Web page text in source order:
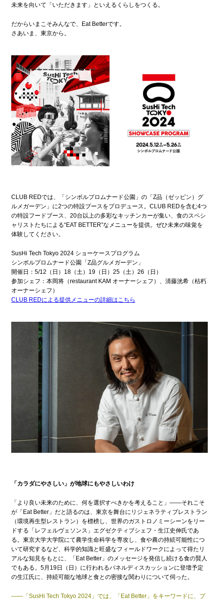
未来を向いて「いただきます」といえるくらしをつくる。
だからいまこそみんなで、Eat Betterです。
さあいま、東京から。
CLUB REDでは、「シンボルプロムナード公園」の「Z品（ゼッピン）グ
ルメガーデン」に2つの特設ブースをプロデュース。CLUB REDを含む4つ
の特設フードブース、20台以上の多彩なキッチンカーが集い、食のスペシ
ャリストたちによる“EAT BETTER”なメニューを提供。ぜひ未来の味覚を
体験してください。
SusHi Tech Tokyo 2024 ショーケースプログラム
シンボルプロムナード公園「Z品グルメガーデン」
開催日：5/12（日）18（土）19（日）25（土）26（日）
参加シェフ：本岡将（restaurant KAM オーナーシェフ）、清藤洸希（枯朽
オーナーシェフ）
CLUB REDによる提供メニューの詳細はこちら
「カラダにやさしい」が地球にもやさしいわけ
「より良い未来のために、何を選択すべきかを考えること」——それこそ
が「Eat Better」だと語るのは、東京を舞台にリジェネラティブレストラン
（環境再生型レストラン）を標榜し、世界のガストロノミーシーンをリー
ドする「レフェルヴェソンス」エグゼクティブシェフ・生江史伸氏であ
る。東京大学大学院にて農学生命科学を専攻し、食や農の持続可能性につ
いて研究するなど、科学的知識と旺盛なフィールドワークによって得たリ
アルな知見をもとに、「Eat Better」のメッセージを発信し続ける食の賢人
でもある。5月19日（日）に行われるパネルディスカッションに登壇予定
の生江氏に、持続可能な地球と食との密接な関わりについて伺った。
——「SusHi Tech Tokyo 2024」では、「Eat Better」をキーワードに、プ